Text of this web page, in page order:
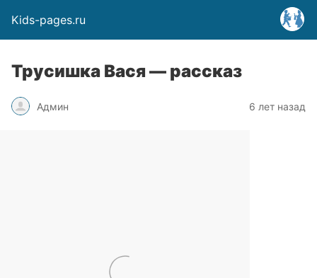
Kids-pages.ru
Трусишка Вася — рассказ
Админ 6 лет назад